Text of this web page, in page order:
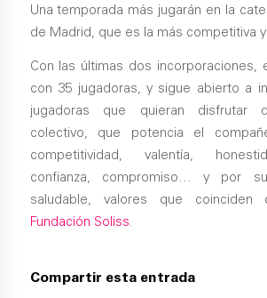
Una temporada más jugarán en la
de Madrid, que es la más competitiva
Con las últimas dos incorporaciones,
con 35 jugadoras, y sigue abierto a
jugadoras que quieran disfrutar
colectivo, que potencia el
competitividad, valentía,
confianza, compromiso… y por
saludable, valores que
Fundación Soliss.
Compartir esta entrada